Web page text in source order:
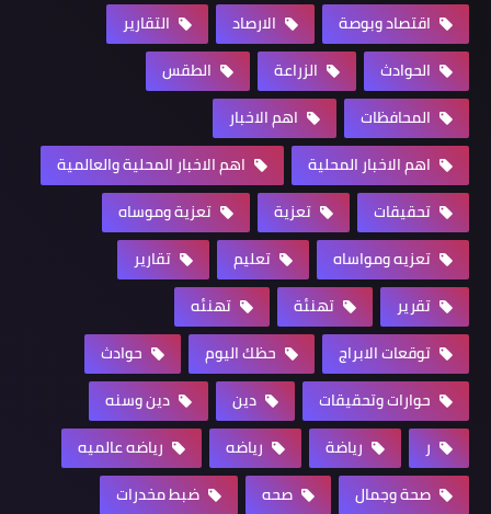
اقتصاد وبوصة
الارصاد
التقارير
الحوادث
الزراعة
الطقس
المحافظات
اهم الاخبار
اهم الاخبار المحلية
اهم الاخبار المحلية والعالمية
تحقيقات
تعزية
تعزية وموساه
تعزيه ومواساه
تعليم
تقارير
تقرير
تهنئة
تهنئه
توقعات الابراج
حظك اليوم
حوادث
حوارات وتحقيقات
دين
دين وسنه
ر
رياضة رياضه
رياضه عالميه
صحة وجمال
صحه
ضبط مخدرات